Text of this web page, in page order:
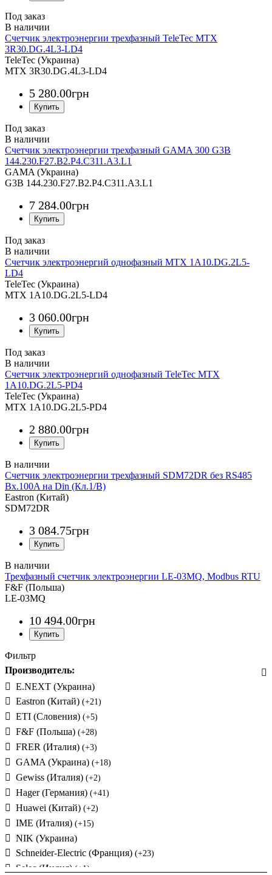
Под заказ
Счетчик электроэнергии трехфазный TeleTec MTX
3R30.DG.4L3-LD4
TeleTec (Украина)
MTX 3R30.DG.4L3-LD4
5 280.00грн
Под заказ
Счетчик электроэнергии трехфазный GAMA 300 G3B
144.230.F27.B2.P4.C311.A3.L1
GAMA (Украина)
G3B 144.230.F27.B2.P4.C311.A3.L1
7 284.00грн
Под заказ
Счетчик электроэнергий однофазный MTX 1A10.DG.2L5-
LD4
TeleTec (Украина)
MTX 1A10.DG.2L5-LD4
3 060.00грн
Под заказ
Счетчик электроэнергий однофазный TeleTec MTX
1A10.DG.2L5-PD4
TeleTec (Украина)
MTX 1A10.DG.2L5-PD4
2 880.00грн
Счетчик электроэнергии трехфазный SDM72DR без RS485
Вх.100A на Din (Кл.1/B)
Eastron (Китай)
SDM72DR
3 084.75грн
Трехфазный счетчик электроэнергии LE-03MQ, Modbus RTU
F&F (Польша)
LE-03MQ
10 494.00грн
Фильтр
Производитель:
E.NEXT (Украина)
Eastron (Китай) (+21)
ETI (Словения) (+5)
F&F (Польша) (+28)
FRER (Италия) (+3)
GAMA (Украина) (+18)
Gewiss (Италия) (+2)
Hager (Германия) (+41)
Huawei (Китай) (+2)
IME (Италия) (+15)
NIK (Украина)
Schneider-Electric (Франция) (+23)
Selec (Индия) (+1)